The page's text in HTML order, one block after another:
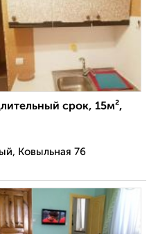
срок, 15м²,
Ковыльная 76